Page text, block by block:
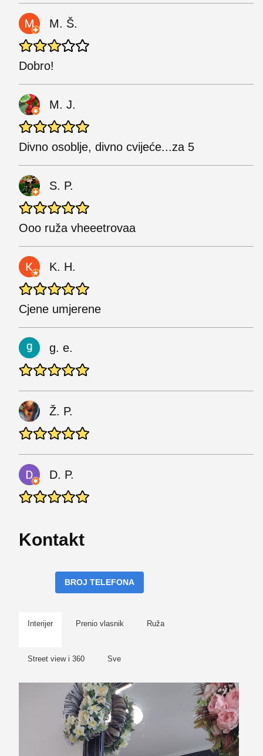
M. Š.
Dobro!
M. J.
Divno osoblje, divno cvijeće...za 5
S. P.
Ooo ruža vheeetrovaa
K. H.
Cjene umjerene
g. e.
Ž. P.
D. P.
Kontakt
BROJ TELEFONA
Interijer Prenio vlasnik Ruža
Street view i 360 Sve